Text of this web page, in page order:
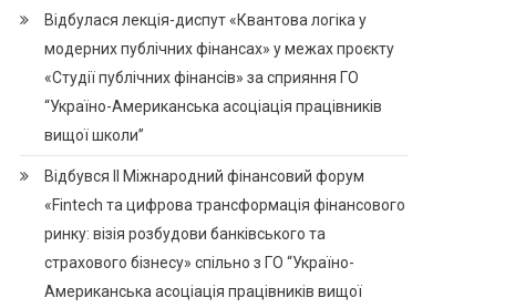
Відбулася лекція-диспут «Квантова логіка у
модерних публічних фінансах» у межах проєкту
«Студії публічних фінансів» за сприяння ГО
“Україно-Американська асоціація працівників
вищої школи”
Відбувся ІІ Міжнародний фінансовий форум
«Fintech та цифрова трансформація фінансового
ринку: візія розбудови банківського та
страхового бізнесу» спільно з ГО “Україно-
Американська асоціація працівників вищої